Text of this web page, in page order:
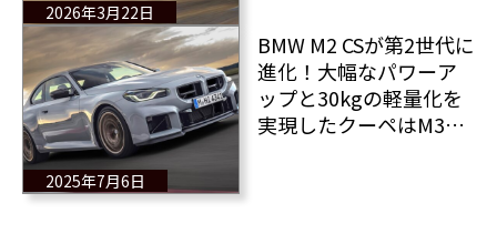
2026年3月22日
観に！
2025年7月6日
BMW M2 CSが第2世代に
進化！大幅なパワーア
ップと30kgの軽量化を
実現したクーペはM3並